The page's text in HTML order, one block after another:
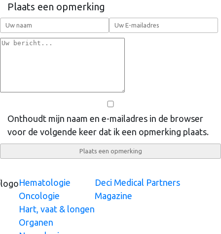
Plaats een opmerking
Onthoudt mijn naam en e-mailadres in de browser
voor de volgende keer dat ik een opmerking plaats.
Hematologie
Oncologie
Hart, vaat & longen
Organen
Deci Medical Partners
Magazine